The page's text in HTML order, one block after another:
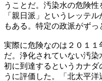
うことだ。汚染水の危険性
「親日派」というレッテ
もある。特定の政派がずっ
実際に危険なのは２０１
だ。浄化されていない汚
初に到達するというカナダ
うに評価した。「北太平